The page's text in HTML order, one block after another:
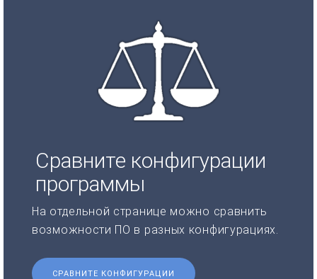
Сравните конфигурации
программы
На отдельной странице можно сравнить
возможности ПО в разных конфигурациях.
СРАВНИТЕ КОНФИГУРАЦИИ